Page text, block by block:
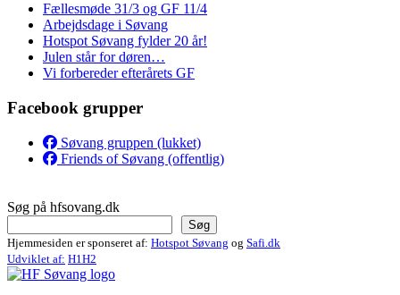
Fællesmøde 31/3 og GF 11/4
Arbejdsdage i Søvang
Hotspot Søvang fylder 20 år!
Julen står for døren…
Vi forbereder efterårets GF
Facebook grupper
Søvang gruppen (lukket)
Friends of Søvang (offentlig)
Søg på hfsovang.dk
Søg
Hjemmesiden er sponseret af: Hotspot Søvang og Safi.dk
Udviklet af: H1H2